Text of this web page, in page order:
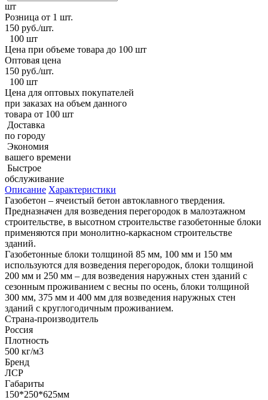
шт
Розница от 1 шт.
150 руб./шт.
100 шт
Цена при объеме товара до 100 шт
Оптовая цена
150 руб./шт.
100 шт
Цена для оптовых покупателей
при заказах на объем данного
товара от 100 шт
Доставка
по городу
Экономия
вашего времени
Быстрое
обслуживание
Описание Характеристики
Газобетон – ячеистый бетон автоклавного твердения.
Предназначен для возведения перегородок в малоэтажном
строительстве, в высотном строительстве газобетонные блоки
применяются при монолитно-каркасном строительстве
зданий.
Газобетонные блоки толщиной 85 мм, 100 мм и 150 мм
используются для возведения перегородок, блоки толщиной
200 мм и 250 мм – для возведения наружных стен зданий с
сезонным проживанием с весны по осень, блоки толщиной
300 мм, 375 мм и 400 мм для возведения наружных стен
зданий с круглогодичным проживанием.
Страна-производитель
Россия
Плотность
500 кг/м3
Бренд
ЛСР
Габариты
150*250*625мм